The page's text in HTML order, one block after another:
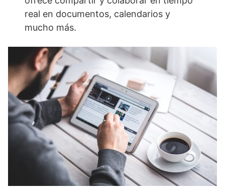
real en documentos, calendarios y
mucho más.